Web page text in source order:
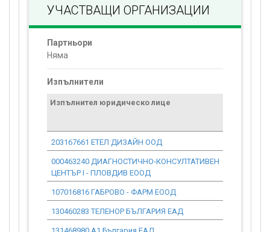
УЧАСТВАЩИ ОРГАНИЗАЦИИ
Партньори
Няма
Изпълнители
Изпълнител юридическо лице
203167661 ЕТЕЛ ДИЗАЙН ООД
000463240 ДИАГНОСТИЧНО-КОНСУЛТАТИВЕН
ЦЕНТЪР I - ПЛОВДИВ ЕООД
107016816 ГАБРОВО - ФАРМ ЕООД
130460283 ТЕЛЕНОР БЪЛГАРИЯ ЕАД